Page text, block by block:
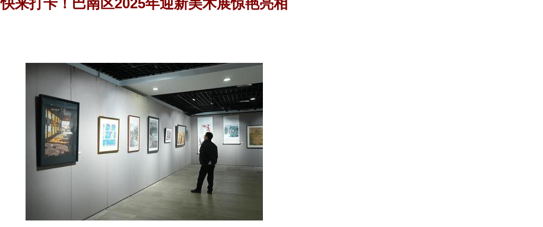
快来打卡！巴南区2025年迎新美术展惊艳亮相